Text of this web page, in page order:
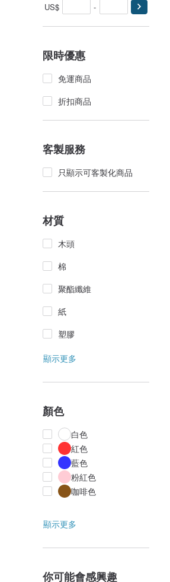
US$ -
限時優惠
免運商品
折扣商品
客製服務
只顯示可客製化商品
材質
木頭
棉
聚酯纖維
紙
塑膠
顯示更多
顏色
白色
紅色
藍色
粉紅色
咖啡色
顯示更多
你可能會感興趣